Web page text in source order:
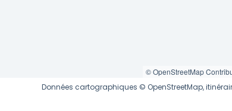
© OpenStreetMap
Données cartographiques © OpenStreetMap,